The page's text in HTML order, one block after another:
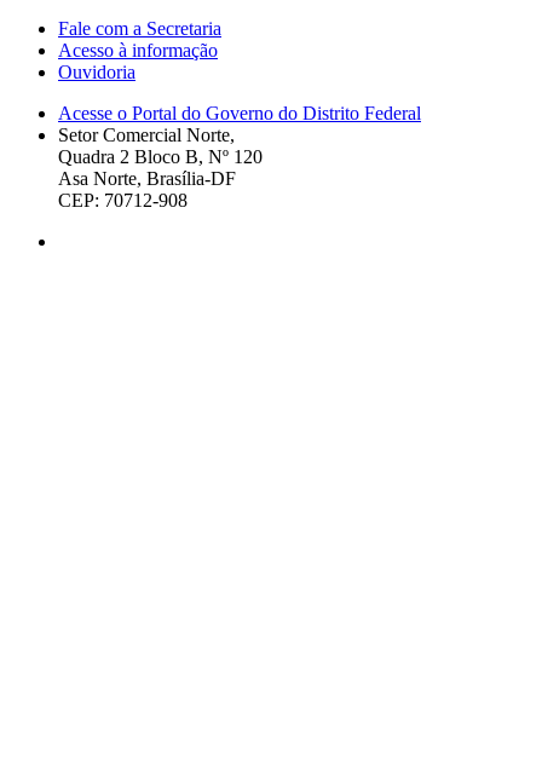
Fale com a Secretaria
Acesso à informação
Ouvidoria
Acesse o Portal do Governo do Distrito Federal
Setor Comercial Norte,
Quadra 2 Bloco B, Nº 120
Asa Norte, Brasília-DF
CEP: 70712-908